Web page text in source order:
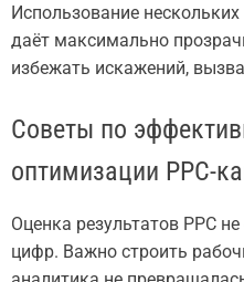
Использование
даёт максимально
избежать искажений,
Советы по
оптимизации PPC-
Оценка результатов PPC
цифр. Важно строить